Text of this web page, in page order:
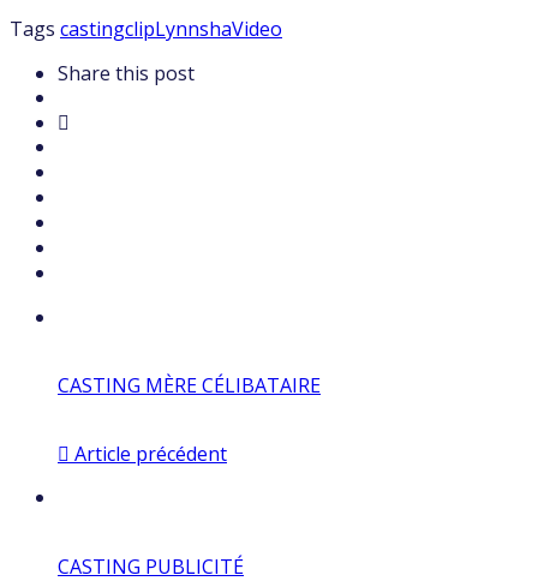
Tags castingclipLynnshaVideo
Share this post
CASTING MÈRE CÉLIBATAIRE
Article précédent
CASTING PUBLICITÉ